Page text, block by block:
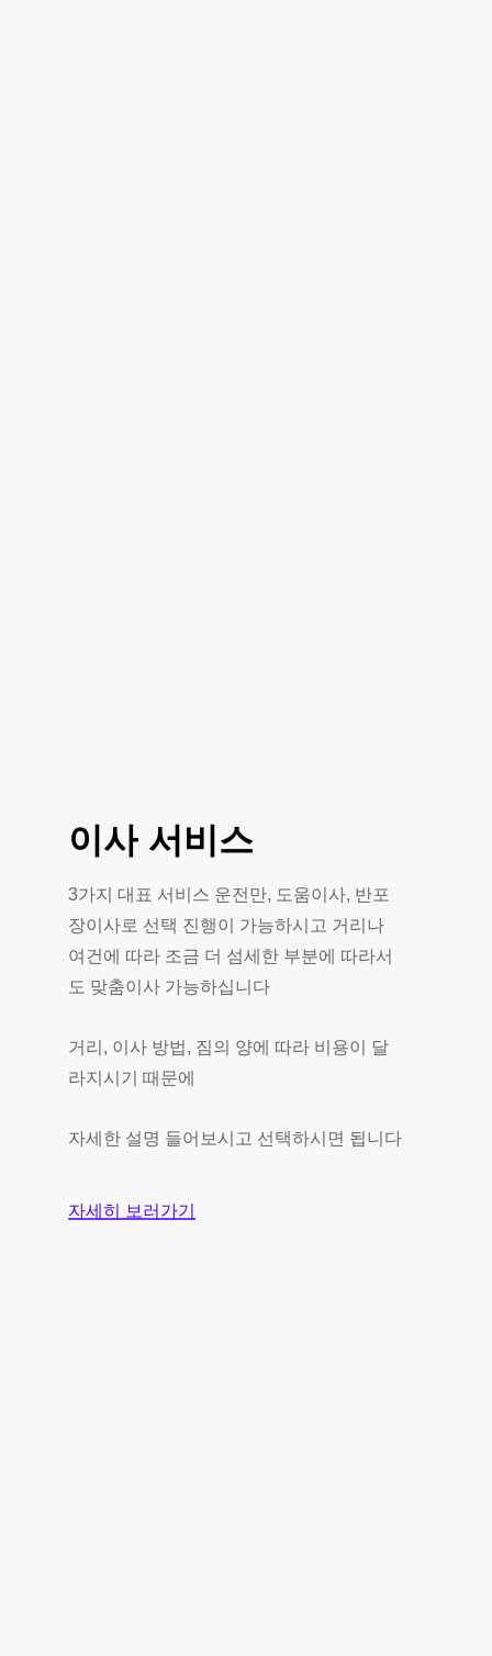
이사 서비스
3가지 대표 서비스 운전만, 도움이사, 반포
장이사로 선택 진행이 가능하시고 거리나
여건에 따라 조금 더 섬세한 부분에 따라서
도 맞춤이사 가능하십니다
거리, 이사 방법, 짐의 양에 따라 비용이 달
라지시기 때문에
자세한 설명 들어보시고 선택하시면 됩니다
자세히 보러가기